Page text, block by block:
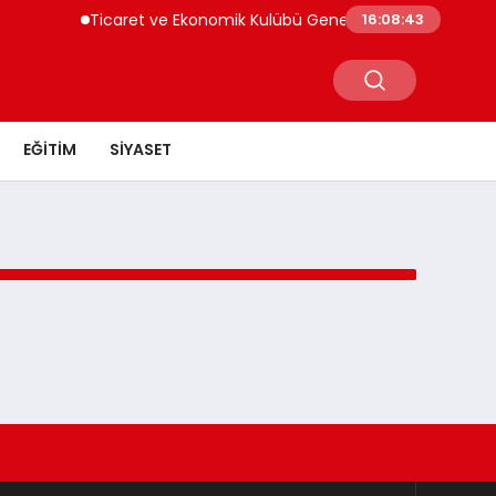
Ticaret ve Ekonomik Kulübü Genel Başkanı Sayın
16:08:43
EĞITIM SIYASET